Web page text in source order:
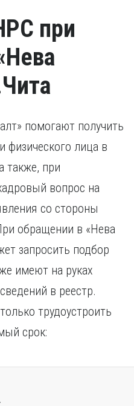
при
помогают получить
физического лица в
также, при
вопрос на
со стороны
обращении в «Нева
запросить подбор
имеют на руках
в реестр.
трудоустроить
срок: